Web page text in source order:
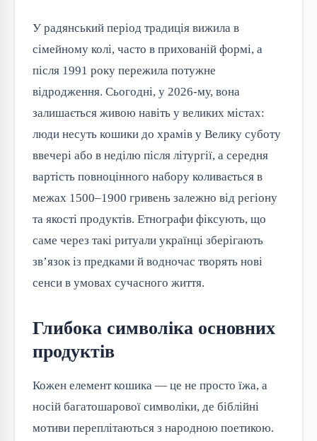
У радянський період традиція вижила в
сімейному колі, часто в прихованій формі, а
після 1991 року пережила потужне
відродження. Сьогодні, у 2026-му, вона
залишається живою навіть у великих містах:
люди несуть кошики до храмів у Велику суботу
ввечері або в неділю після літургії, а середня
вартість повноцінного набору коливається в
межах 1500–1900 гривень залежно від регіону
та якості продуктів. Етнографи фіксують, що
саме через такі ритуали українці зберігають
зв’язок із предками й водночас творять нові
сенси в умовах сучасного життя.
Глибока символіка основних
продуктів
Кожен елемент кошика — це не просто їжа, а
носій багатошарової символіки, де біблійні
мотиви переплітаються з народною поетикою.